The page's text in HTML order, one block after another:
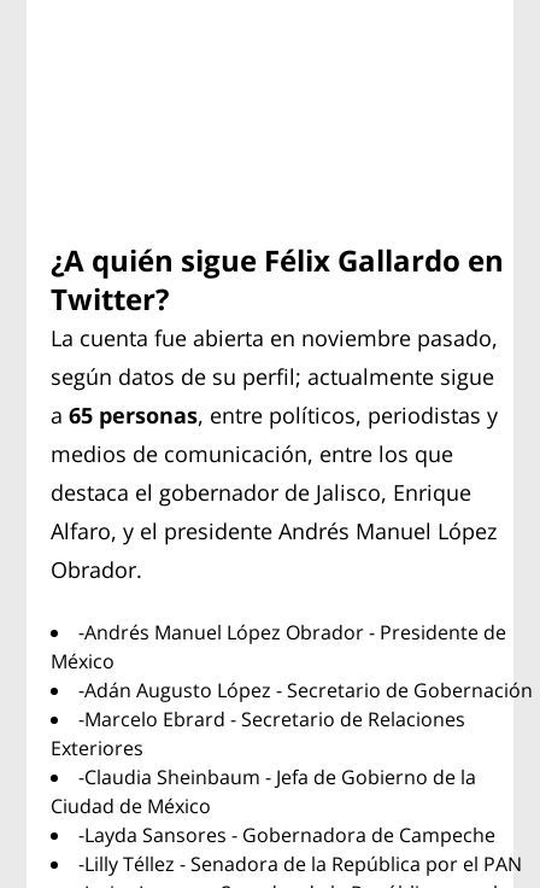
¿A quién sigue Félix Gallardo en
Twitter?
La cuenta fue abierta en noviembre pasado,
según datos de su perfil; actualmente sigue
a 65 personas, entre políticos, periodistas y
medios de comunicación, entre los que
destaca el gobernador de Jalisco, Enrique
Alfaro, y el presidente Andrés Manuel López
Obrador.
-Andrés Manuel López Obrador - Presidente de
México
-Adán Augusto López - Secretario de Gobernación
-Marcelo Ebrard - Secretario de Relaciones
Exteriores
-Claudia Sheinbaum - Jefa de Gobierno de la
Ciudad de México
-Layda Sansores - Gobernadora de Campeche
-Lilly Téllez - Senadora de la República por el PAN